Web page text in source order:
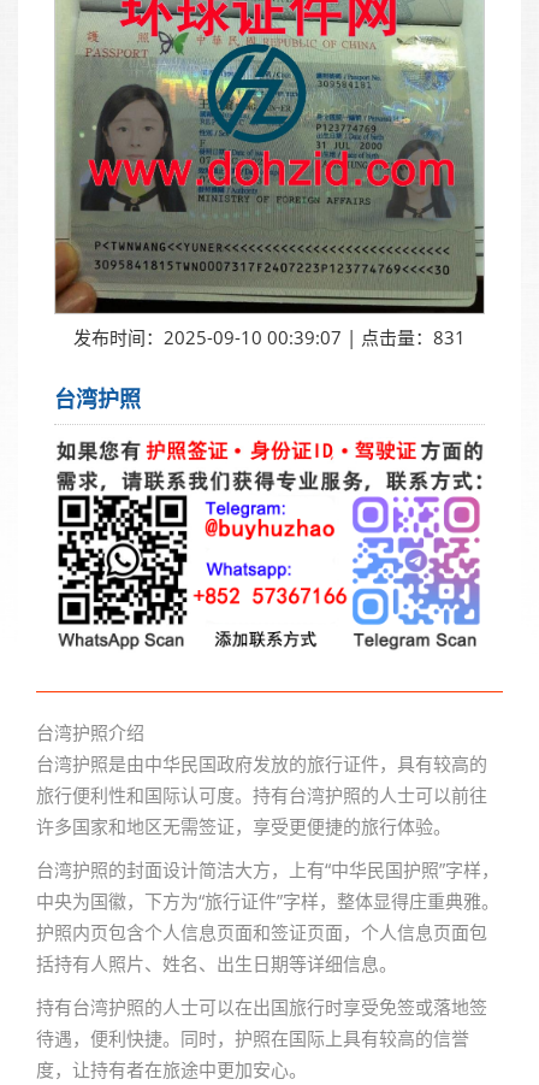
发布时间：2025-09-10 00:39:07 | 点击量：831
台湾护照
台湾护照介绍
台湾护照是由中华民国政府发放的旅行证件，具有较高的
旅行便利性和国际认可度。持有台湾护照的人士可以前往
许多国家和地区无需签证，享受更便捷的旅行体验。
台湾护照的封面设计简洁大方，上有“中华民国护照”字样，
中央为国徽，下方为“旅行证件”字样，整体显得庄重典雅。
护照内页包含个人信息页面和签证页面，个人信息页面包
括持有人照片、姓名、出生日期等详细信息。
持有台湾护照的人士可以在出国旅行时享受免签或落地签
待遇，便利快捷。同时，护照在国际上具有较高的信誉
度，让持有者在旅途中更加安心。